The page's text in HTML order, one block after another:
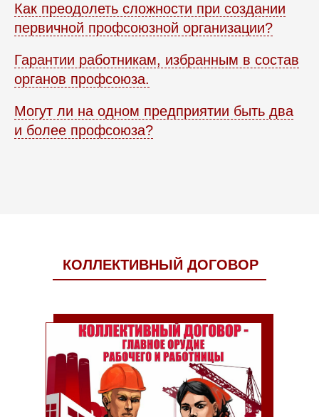
Мигрант Сервис
migrationservice
КОНСУЛЬТАЦИЯ ЮРИСТА
ЗАПИСАТЬСЯ НА КОНСУЛЬТАЦИЮ
Как преодолеть сложности при создании
первичной профсоюзной организации?
Гарантии работникам, избранным в состав
органов профсоюза.
Могут ли на одном предприятии быть два
и более профсоюза?
КОЛЛЕКТИВНЫЙ ДОГОВОР